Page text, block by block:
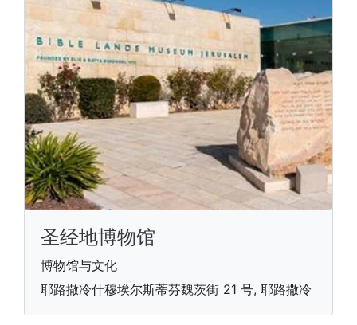
圣经地博物馆
博物馆与文化
耶路撒冷什穆埃尔斯蒂芬魏茨街 21 号, 耶路撒冷